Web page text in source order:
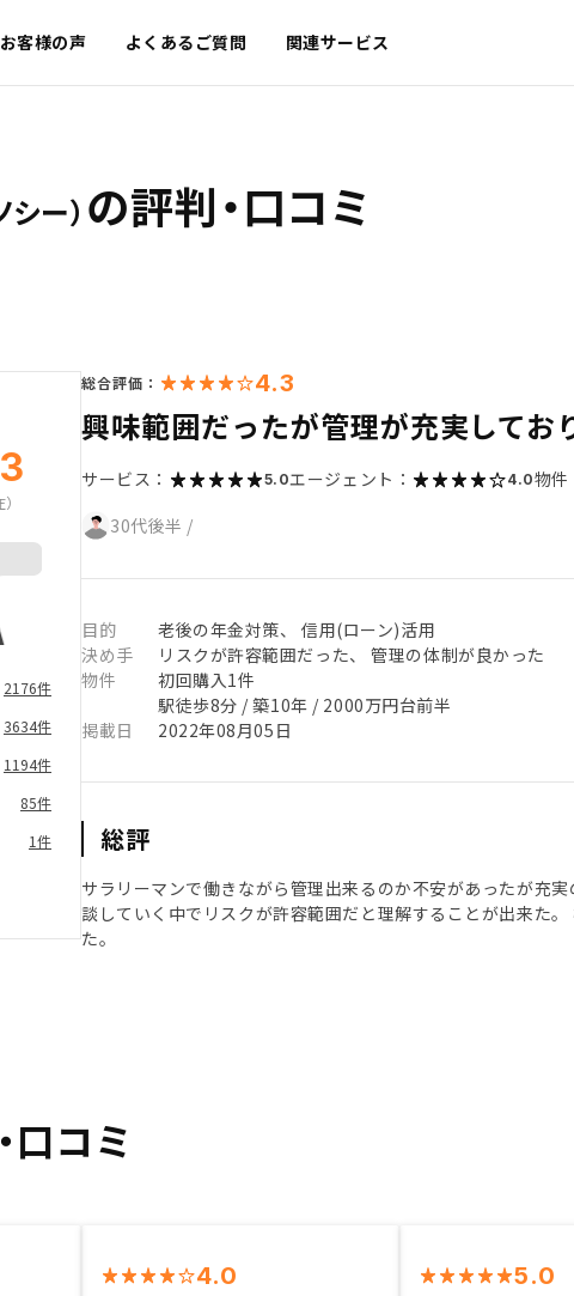
お客様の声 よくあるご質問 関連サービス
シー） の評判・口コミ
2176件
3634件
1194件
85件
1件
総合評価： 4.3
興味範囲だったが管理が充実してお
サービス： 5.0エージェント： 4.0物件
30代後半 /
目的
老後の年金対策、 信用(ローン)活用
決め手
リスクが許容範囲だった、 管理の体制が良かった
物件
初回購入1件
駅徒歩8分 / 築10年 / 2000万円台前半
掲載日
2022年08月05日
総評
サラリーマンで働きながら管理出来るのか不安があったが充
談していく中でリスクが許容範囲だと理解することが出来た
た。
口コミ
4.0 5.0